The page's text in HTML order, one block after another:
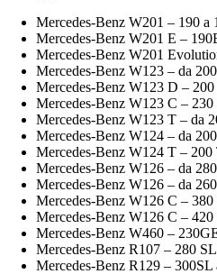
Mercedes-Benz W201 – 190
Mercedes-Benz W201 E –
Mercedes-Benz W201
Mercedes-Benz W123 – da
Mercedes-Benz W123 D –
Mercedes-Benz W123 C –
Mercedes-Benz W123 T – da
Mercedes-Benz W124 – da
Mercedes-Benz W124 T –
Mercedes-Benz W126 – da
Mercedes-Benz W126 – da
Mercedes-Benz W126 C –
Mercedes-Benz W126 C –
Mercedes-Benz W460 –
Mercedes-Benz R107 – 280
Mercedes-Benz R129 –